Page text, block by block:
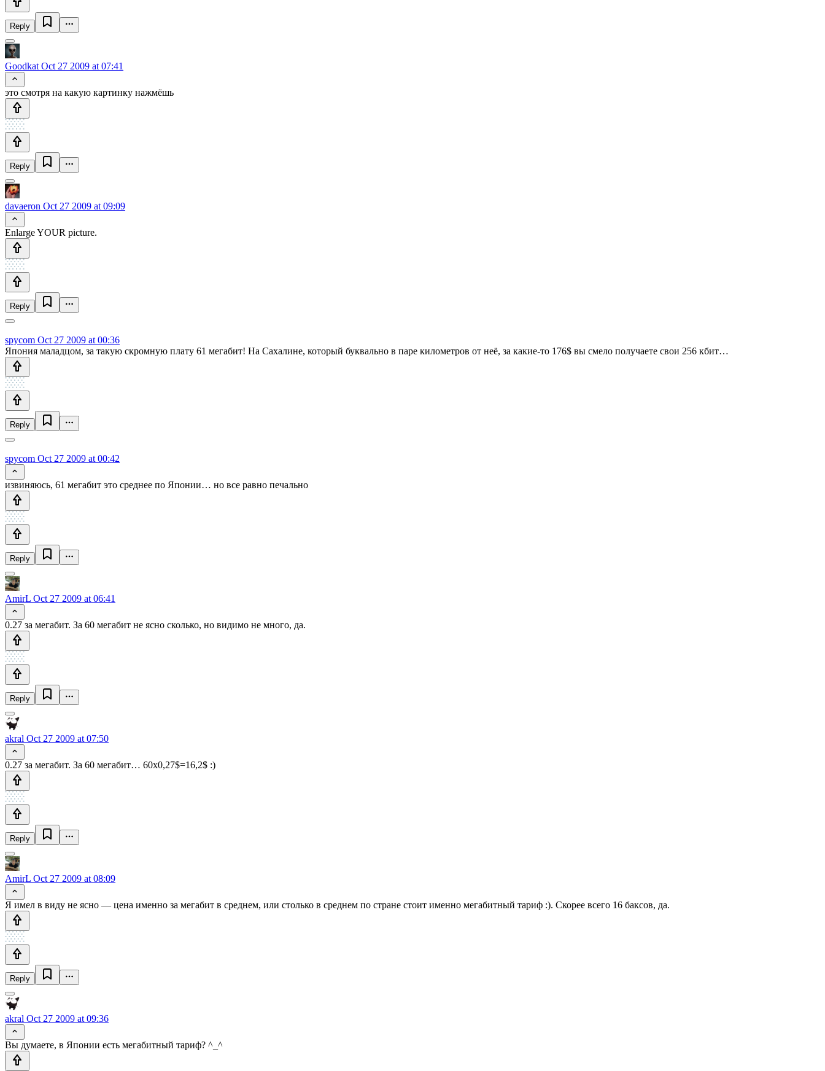
Reply
Goodkat Oct 27 2009 at 07:41
это смотря на какую картинку нажмёшь
Reply
davaeron Oct 27 2009 at 09:09
Enlarge YOUR picture.
Reply
spycom Oct 27 2009 at 00:36
Япония маладцом, за такую скромную плату 61 мегабит! На Сахалине, который буквально в паре километров от неё, за какие-то 176$ вы смело получаете свои 256 кбит…
Reply
spycom Oct 27 2009 at 00:42
извиняюсь, 61 мегабит это среднее по Японии… но все равно печально
Reply
AmirL Oct 27 2009 at 06:41
0.27 за мегабит. За 60 мегабит не ясно сколько, но видимо не много, да.
Reply
akral Oct 27 2009 at 07:50
0.27 за мегабит. За 60 мегабит… 60x0,27$=16,2$ :)
Reply
AmirL Oct 27 2009 at 08:09
Я имел в виду не ясно — цена именно за мегабит в среднем, или столько в среднем по стране стоит именно мегабитный тариф :). Скорее всего 16 баксов, да.
Reply
akral Oct 27 2009 at 09:36
Вы думаете, в Японии есть мегабитный тариф? ^_^